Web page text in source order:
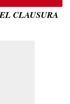
CLAUSURA